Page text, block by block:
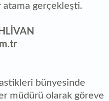
gerçekleşti.
bünyesinde
müdürü olarak göreve